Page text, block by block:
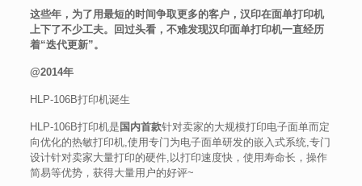
这些年，为了用最短的时间争取更多的客户，汉印在面单打印机
上下了不少工夫。回过头看，不难发现汉印面单打印机一直经历
着“迭代更新”。
@2014年
HLP-106B打印机诞生
HLP-106B打印机是 国内首款针对卖家的大规模打印电子面单而定
向优化的热敏打印机,使用专门为电子面单研发的嵌入式系统,专门
设计针对卖家大量打印的硬件,以打印速度快，使用寿命长，操作
简易等优势，获得大量用户的好评~